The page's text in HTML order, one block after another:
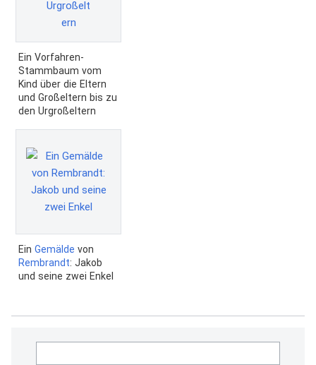
Ein Vorfahren-
Stammbaum vom
Kind über die Eltern
und Großeltern bis zu
den Urgroßeltern
Ein Gemälde von
Rembrandt: Jakob
und seine zwei Enkel